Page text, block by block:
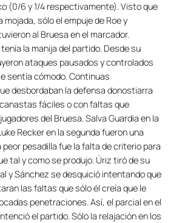
(0/6 y 1/4 respectivamente). Visto que
mojada, sólo el empuje de Roe y
al Bruesa en el marcador.
la manija del partido. Desde su
ataques pausados y controlados
sentía cómodo. Continuas
desbordaban la defensa donostiarra
fáciles o con faltas que
del Bruesa. Salva Guardia en la
Recker en la segunda fueron una
peor pesadilla fue la falta de criterio para
tal y como se produjo. Úriz tiró de su
y Sánchez se desquició intentando que
las faltas que sólo él creía que le
penetraciones. Así, el parcial en el
el partido. Sólo la relajación en los